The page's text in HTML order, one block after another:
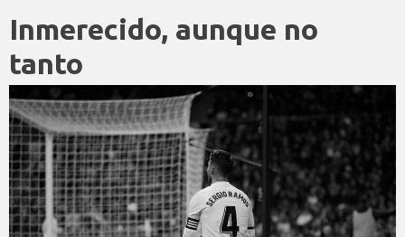
Inmerecido, aunque no
tanto